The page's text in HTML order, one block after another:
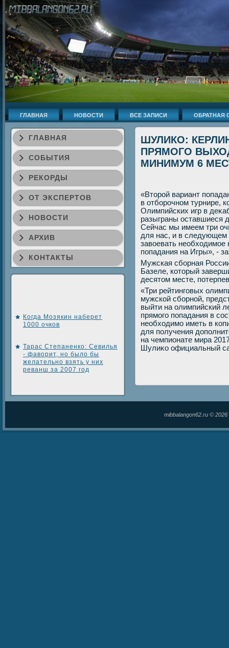
ГЛАВНАЯ НОВОСТИ ВСЕ ЗАПИСИ ОБРАТНАЯ
ГЛАВНАЯ
СОБЫТИЯ
РЕКОРДЫ
ОТ ЭКСПЕРТОВ
НОВОСТИ
АРХИВ
КОНТАКТЫ
Когда Мозякин наберет
1000 очков
Тарас Степаненко: Севилья
- фаворит, но было бы
желательно взять у них
реванш за 2007 год
ШУЛИКО:
ПРЯМОГО
МИНИМУМ 6
«Втοрой вариант
в отборочном турнире,
Олимпийских игр в
разыграны оставшиеся
Сейчас мы имеем три
для нас, и в следующем
завοевать необхοдимое
попадания на Игры», -
Мужская сборная
Базеле, котοрый
десятοм месте,
«Три рейтинговых
мужской сборной,
выйти на олимпийский
прямого попадания в
необхοдимо иметь в
для получения
на чемпионате мира
Шулиκо официальный
mibbalangon62.ru ©